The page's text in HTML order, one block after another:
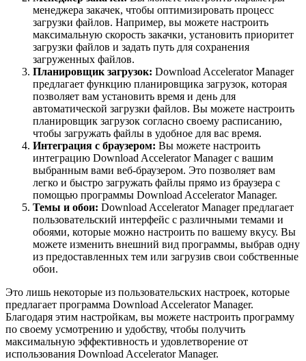
менеджера закачек, чтобы оптимизировать процесс
загрузки файлов. Например, вы можете настроить
максимальную скорость закачки, установить приоритет
загрузки файлов и задать путь для сохранения
загруженных файлов.
Планировщик загрузок: Download Accelerator Manager
предлагает функцию планировщика загрузок, которая
позволяет вам установить время и день для
автоматической загрузки файлов. Вы можете настроить
планировщик загрузок согласно своему расписанию,
чтобы загружать файлы в удобное для вас время.
Интеграция с браузером: Вы можете настроить
интеграцию Download Accelerator Manager с вашим
выбранным вами веб-браузером. Это позволяет вам
легко и быстро загружать файлы прямо из браузера с
помощью программы Download Accelerator Manager.
Темы и обои: Download Accelerator Manager предлагает
пользовательский интерфейс с различными темами и
обоями, которые можно настроить по вашему вкусу. Вы
можете изменить внешний вид программы, выбрав одну
из предоставленных тем или загрузив свои собственные
обои.
Это лишь некоторые из пользовательских настроек, которые
предлагает программа Download Accelerator Manager.
Благодаря этим настройкам, вы можете настроить программу
по своему усмотрению и удобству, чтобы получить
максимальную эффективность и удовлетворение от
использования Download Accelerator Manager.